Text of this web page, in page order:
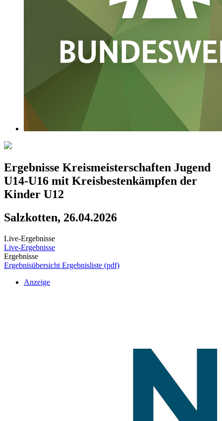
Ergebnisse Kreismeisterschaften Jugend
U14-U16 mit Kreisbestenkämpfen der
Kinder U12
Salzkotten, 26.04.2026
Live-Ergebnisse
Live-Ergebnisse
Ergebnisse
Ergebnisübersicht Ergebnisliste (pdf)
Anzeige